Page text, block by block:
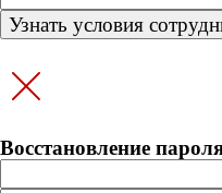
Восстановление